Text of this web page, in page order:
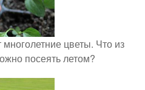
цветы. Что из
посеять летом?